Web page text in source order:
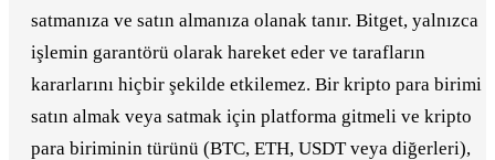
satmanıza ve satın almanıza olanak tanır. Bitget, yalnızca
işlemin garantörü olarak hareket eder ve tarafların
kararlarını hiçbir şekilde etkilemez. Bir kripto para birimi
satın almak veya satmak için platforma gitmeli ve kripto
para biriminin türünü (BTC, ETH, USDT veya diğerleri),